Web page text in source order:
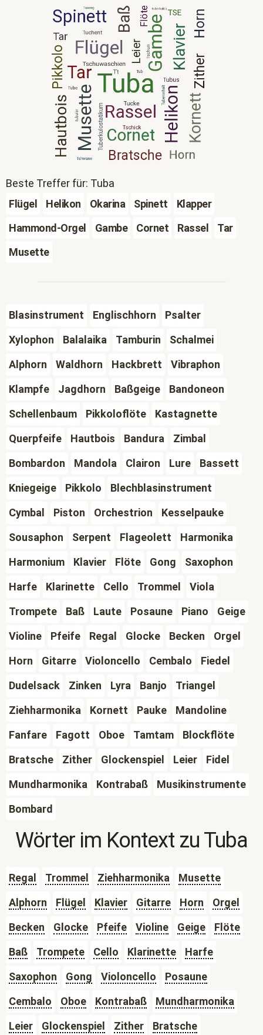
Beste Treffer für: Tuba
Flügel
Helikon Okarina Spinett
Klapper
Hammond-Orgel
Gambe Cornet Rassel
Tar
Musette
Blasinstrument Englischhorn
Psalter
Xylophon
Balalaika Tamburin
Schalmei
Alphorn
Waldhorn Hackbrett
Vibraphon
Klampfe
Jagdhorn Baßgeige
Bandoneon
Schellenbaum
Pikkoloflöte
Kastagnette
Querpfeife
Hautbois Bandura
Zimbal
Bombardon
Mandola Clairon Lure
Bassett
Kniegeige
Pikkolo
Blechblasinstrument
Cymbal
Piston Orchestrion
Kesselpauke
Sousaphon
Serpent Flageolett
Harmonika
Harmonium
Klavier Flöte Gong
Saxophon
Harfe
Klarinette Cello Trommel
Viola
Trompete
Baß Laute Posaune Piano
Geige
Violine
Pfeife Regal Glocke Becken
Orgel
Horn
Gitarre Violoncello Cembalo
Fiedel
Dudelsack
Zinken Lyra Banjo
Triangel
Ziehharmonika
Kornett Pauke
Mandoline
Fanfare
Fagott Oboe Tamtam
Blockflöte
Bratsche
Zither Glockenspiel Leier
Fidel
Mundharmonika
Kontrabaß
Musikinstrumente
Bombard
Wörter im Kontext zu Tuba
Regal Trommel Ziehharmonika
Musette
Alphorn
Flügel Klavier Gitarre Horn
Orgel
Becken
Glocke Pfeife Violine Geige
Flöte
Baß
Trompete Cello Klarinette
Harfe
Saxophon
Gong Violoncello
Posaune
Cembalo
Oboe Kontrabaß
Mundharmonika
Leier
Glockenspiel Zither Bratsche